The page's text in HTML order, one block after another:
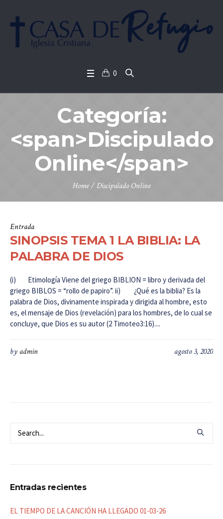
0
Categoría:
<span>Discipulado
Online</span>
Home /Discipulado Online
Entrada
SINOPSIS TEMA 1 LA BIBLIA: LA
PALABRA DE DIOS
(i) Etimología Viene del griego BIBLION = libro y derivada del
griego BIBLOS = “rollo de papiro”. ii) ¿Qué es la biblia? Es la
palabra de Dios, divinamente inspirada y dirigida al hombre, esto
es, el mensaje de Dios (revelación) para los hombres, de lo cual se
concluye, que Dios es su autor (2 Timoteo3:16)....
agosto 3, 2020
by admin
Entradas recientes
EL TIEMPO DE LA CANCIÓN HA LLEGADO 01-03-26